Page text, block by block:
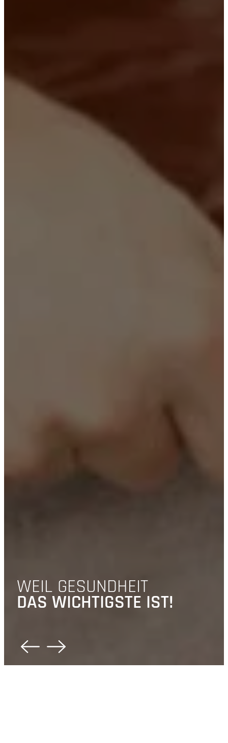
WEIL GESUNDHEIT
DAS WICHTIGSTE IST!